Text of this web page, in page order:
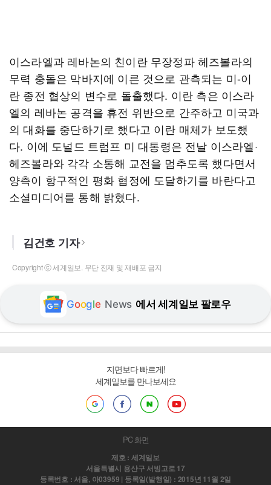
이스라엘과 레바논의 친이란 무장정파 헤즈볼라의
무력 충돌은 막바지에 이른 것으로 관측되는 미-이
란 종전 협상의 변수로 돌출했다. 이란 측은 이스라
엘의 레바논 공격을 휴전 위반으로 간주하고 미국과
의 대화를 중단하기로 했다고 이란 매체가 보도했
다. 이에 도널드 트럼프 미 대통령은 전날 이스라엘·
헤즈볼라와 각각 소통해 교전을 멈추도록 했다면서
양측이 항구적인 평화 협정에 도달하기를 바란다고
소셜미디어를 통해 밝혔다.
김건호 기자
Copyright ⓒ 세계일보. 무단 전재 및 재배포 금지
Google News 에서 세계일보 팔로우
지면보다 빠르게!
세계일보를 만나보세요
PC 화면
제호 : 세계일보
서울특별시 용산구 서빙고로 17
등록번호 : 서울, 아03959 | 등록일(발행일) : 2015년 11월 2일